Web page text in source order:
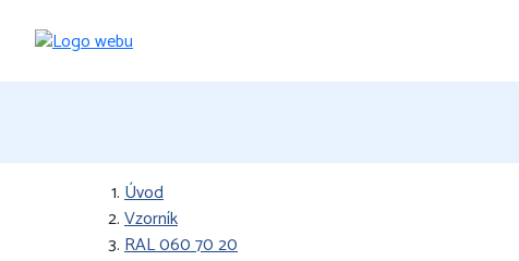
Úvod
Vzorník
RAL 060 70 20